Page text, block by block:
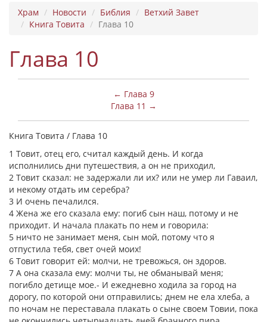
Храм Новости Библия
Ветхий Завет
Книга Товита
Глава 10
Глава 10
← Глава 9
Глава 11 →
Книга Товита / Глава 10
1 Товит, отец его, считал каждый день. И когда
исполнились дни путешествия, а он не приходил,
2 Товит сказал: не задержали ли их? или не умер ли Гаваил,
и некому отдать им серебра?
3 И очень печалился.
4 Жена же его сказала ему: погиб сын наш, потому и не
приходит. И начала плакать по нем и говорила:
5 ничто не занимает меня, сын мой, потому что я
отпустила тебя, свет очей моих!
6 Товит говорит ей: молчи, не тревожься, он здоров.
7 А она сказала ему: молчи ты, не обманывай меня;
погибло детище мое.- И ежедневно ходила за город на
дорогу, по которой они отправились; днем не ела хлеба, а
по ночам не переставала плакать о сыне своем Товии, пока